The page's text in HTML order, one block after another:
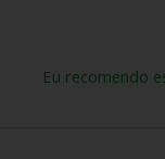
Eu recomendo